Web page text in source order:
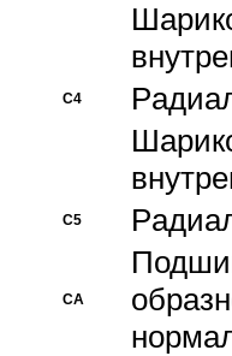
C4
C5
CA